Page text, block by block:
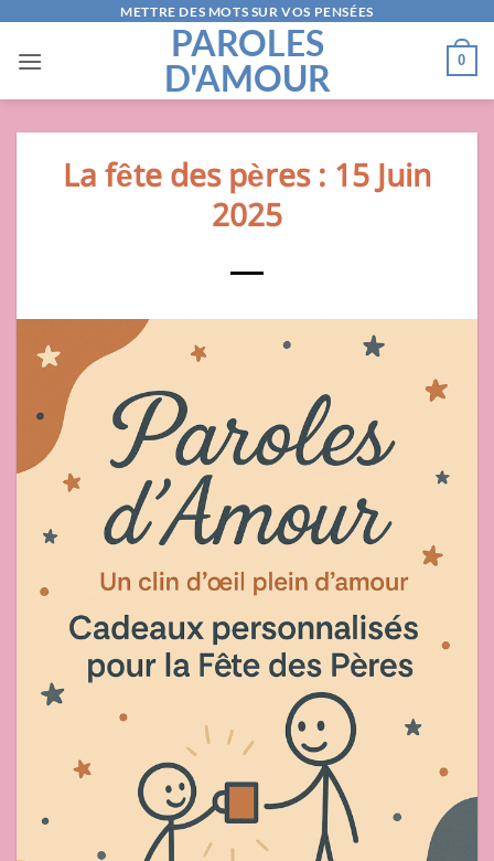
contenu
METTRE DES MOTS SUR VOS PENSÉES
PAROLES
D'AMOUR
0
La fête des pères : 15 Juin
2025